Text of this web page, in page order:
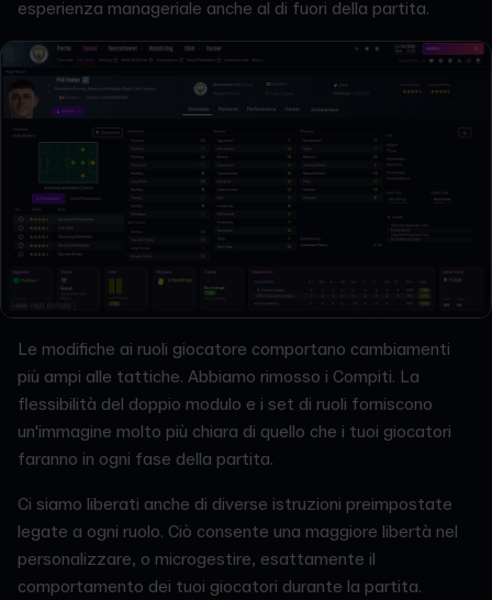
esperienza manageriale anche al di fuori della partita.
Le modifiche ai ruoli giocatore comportano cambiamenti
più ampi alle tattiche. Abbiamo rimosso i Compiti. La
flessibilità del doppio modulo e i set di ruoli forniscono
un'immagine molto più chiara di quello che i tuoi giocatori
faranno in ogni fase della partita.
Ci siamo liberati anche di diverse istruzioni preimpostate
legate a ogni ruolo. Ciò consente una maggiore libertà nel
personalizzare, o microgestire, esattamente il
comportamento dei tuoi giocatori durante la partita.